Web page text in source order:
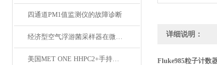
四通道PM1值监测仪的故障诊断
经济型空气浮游菌采样器在微生物检测中的优势
美国MET ONE HHPC2+手持式尘埃粒子计数器
详细说明：
Fluke985粒子计数